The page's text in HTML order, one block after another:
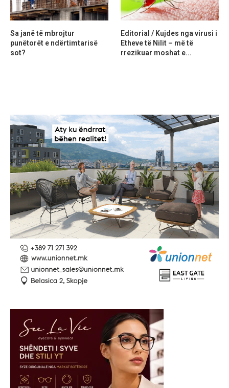
Sa janë të mbrojtur
punëtorët e ndërtimtarisë
sot?
Editorial / Kujdes nga virusi i
Etheve të Nilit – më të
rrezikuar moshat e...